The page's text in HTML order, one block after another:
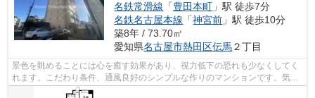
名鉄常滑線 「豊田本町 」駅 徒歩7分
名鉄名古屋本線 「神宮前 」駅 徒歩10分
築8年 / 73.70㎡
愛知県名古屋市熱田区伝馬２丁目
景色を眺めることには心を癒す効果があり、視力低下の恐れも少なくしてく
れます。こだわり条件、通風良好のシンプルな作りのマンションです。気分
が落ちた時には換気でリフレッシュし...